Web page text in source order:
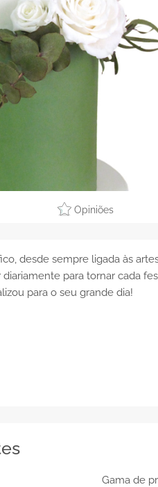
Opiniões
desde sempre ligada às
para tornar cada
para o seu grande dia!
Gama de